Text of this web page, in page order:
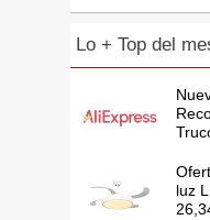
Lo + Top del
luz